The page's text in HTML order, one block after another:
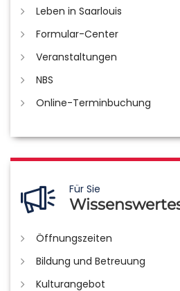
Leben in Saarlouis
Formular-Center
Veranstaltungen
NBS
Online-Terminbuchung
Für Sie
Öffnungszeiten
Bildung und Betreuung
Kulturangebot